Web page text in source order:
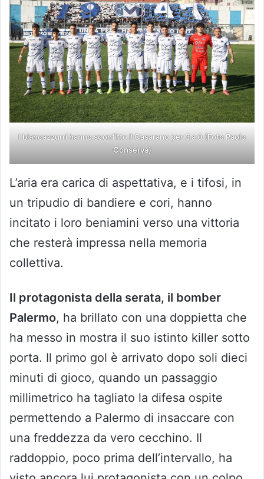
I biancazzurri hanno sconfitto il Casarano per 3 a 0 (Foto Paolo
Conserva)
L’aria era carica di aspettativa, e i tifosi, in
un tripudio di bandiere e cori, hanno
incitato i loro beniamini verso una vittoria
che resterà impressa nella memoria
collettiva.
Il protagonista della serata, il bomber
Palermo, ha brillato con una doppietta che
ha messo in mostra il suo istinto killer sotto
porta. Il primo gol è arrivato dopo soli dieci
minuti di gioco, quando un passaggio
millimetrico ha tagliato la difesa ospite
permettendo a Palermo di insaccare con
una freddezza da vero cecchino. Il
raddoppio, poco prima dell’intervallo, ha